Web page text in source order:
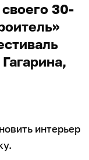
30-
интерьер